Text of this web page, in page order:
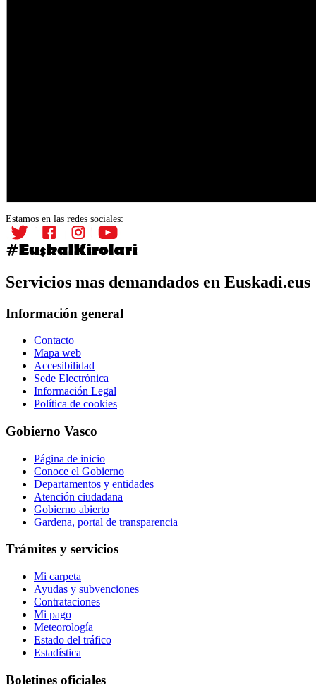
Estamos en las redes sociales:
Servicios mas demandados en Euskadi.eus
Información general
Contacto
Mapa web
Accesibilidad
Sede Electrónica
Información Legal
Política de cookies
Gobierno Vasco
Página de inicio
Conoce el Gobierno
Departamentos y entidades
Atención ciudadana
Gobierno abierto
Gardena, portal de transparencia
Trámites y servicios
Mi carpeta
Ayudas y subvenciones
Contrataciones
Mi pago
Meteorología
Estado del tráfico
Estadística
Boletines oficiales